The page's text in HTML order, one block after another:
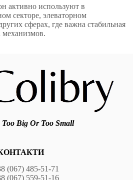
активно используют в
секторе, элеваторном
сферах, где важна стабильная
механизмов.
Too Big Or Too Small
(067) 485-51-71
(067) 559-51-16